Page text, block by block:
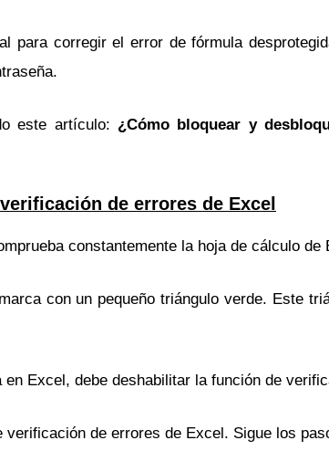
para corregir el error de fórmula
este artículo: ¿Cómo bloquear y
de errores de Excel
constantemente la hoja de cálculo
con un pequeño triángulo verde. Este
Excel, debe deshabilitar la función de
de errores de Excel. Sigue los